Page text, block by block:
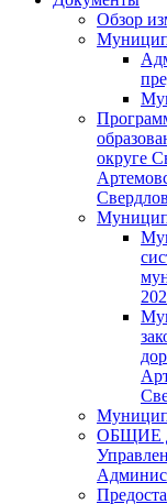
Обзор
округе
ОБЩИЕ